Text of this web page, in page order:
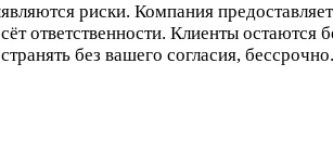
риски. Компания
ответственности. Клиенты
без вашего согласия,